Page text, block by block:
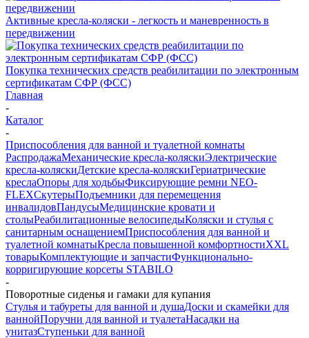
Активные кресла-коляски - легкость и маневренность в
передвижении
Покупка технических средств реабилитации по электронным
сертификатам СФР (ФСС)
Главная
-
Каталог
-
Приспособления для ванной и туалетной комнаты
РаспродажаМеханические кресла-коляскиЭлектрические
кресла-коляскиДетские кресла-коляскиГериатрические
креслаОпоры для ходьбыФиксирующие ремни NEO-
FLEXСкутерыПодъемники для перемещения
инвалидовПандусыМедицинские кровати и
столыРеабилитационные велосипедыКоляски и стулья с
санитарным оснащениемПриспособления для ванной и
туалетной комнатыКресла повышенной комфортностиXXL
товарыКомплектующие и запчастиФункционально-
корригирующие корсеты STABILO
-
Поворотные сиденья и гамаки для купания
Стулья и табуреты для ванной и душаДоски и скамейки для
ваннойПоручни для ванной и туалетаНасадки на
унитазСтупеньки для ванной